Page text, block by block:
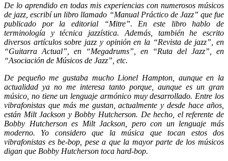
De lo aprendido en todas mis experiencias con numerosos músicos
de jazz, escribí un libro llamado “Manual Práctico de Jazz” que fue
publicado por la editorial “Mitre”. En este libro hablo de
terminología y técnica jazzística. Además, también he escrito
diversos artículos sobre jazz y opinión en la “Revista de jazz”, en
“Guitarra Actual”, en “Megadrums”, en “Ruta del Jazz”, en
“Asociación de Músicos de Jazz”, etc.
De pequeño me gustaba mucho Lionel Hampton, aunque en la
actualidad ya no me interesa tanto porque, aunque es un gran
músico, no tiene un lenguaje armónico muy desarrollado. Entre los
vibrafonistas que más me gustan, actualmente y desde hace años,
están Milt Jackson y Bobby Hutcherson. De hecho, el referente de
Bobby Hutcherson es Milt Jackson, pero con un lenguaje más
moderno. Yo considero que la música que tocan estos dos
vibrafonistas es be-bop, pese a que la mayor parte de los músicos
digan que Bobby Hutcherson toca hard-bop.